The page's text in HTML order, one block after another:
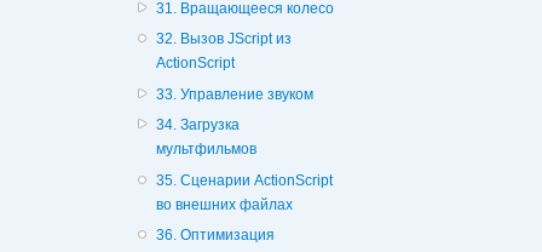
31. Вращающееся колесо
32. Вызов JScript из
ActionScript
33. Управление звуком
34. Загрузка
мультфильмов
35. Сценарии ActionScript
во внешних файлах
36. Оптимизация